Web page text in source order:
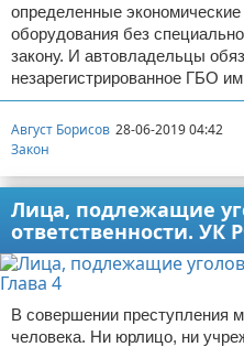
определенные
оборудования без
закону. И автовладельцы
незарегистрированное ГБО
Август Борисов 28-06-2019 04:42
Закон
Лица, подлежащие
ответственности. УК
В совершении преступления
человека. Ни юрлицо, ни